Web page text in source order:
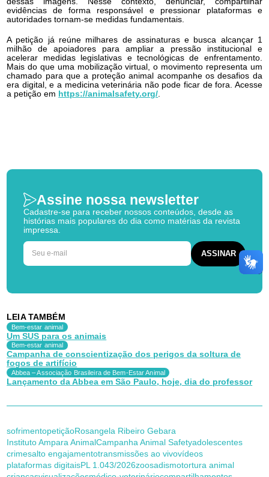
evidências de forma responsável e pressionar plataformas e
autoridades tornam-se medidas fundamentais.
A petição já reúne milhares de assinaturas e busca alcançar 1
milhão de apoiadores para ampliar a pressão institucional e
acelerar medidas legislativas e tecnológicas de enfrentamento.
Mais do que uma mobilização virtual, o movimento representa um
chamado para que a proteção animal acompanhe os desafios da
era digital, e a medicina veterinária não pode ficar de fora. Acesse
a petição em https://animalsafety.org/
Assine nossa newsletter
Cadastre-se para receber nossos conteúdos, desde as
histórias mais populares do dia como matérias da revista
impressa.
LEIA TAMBÉM
Bem-estar animal
Um SUS para os animais
Bem-estar animal
Campanha de conscientização dos perigos da soltura de
fogos de artifício
Abbea – Associação Brasileira de Bem-Estar Animal
Lançamento da Abbea em São Paulo, hoje, dia do professor
sofrimentopetiçãoRosangela Ribeiro Gebara
Instituto Ampara AnimalCampanha Animal Safetyadolescentes
crimesalto engajamentotransmissões ao vivovídeos
plataformas digitaisPL 1.043/2026zoosadismotortura animal